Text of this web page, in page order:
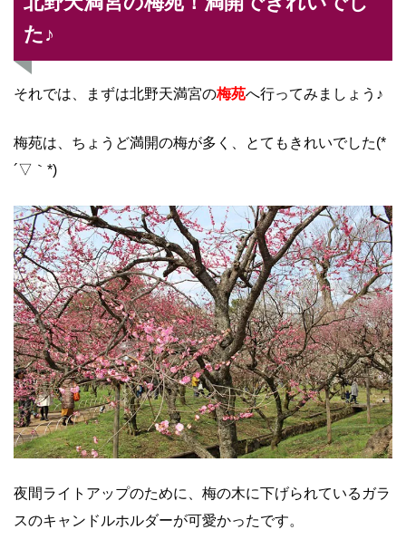
た♪
それでは、まずは北野天満宮の梅苑へ行ってみましょう♪
梅苑は、ちょうど満開の梅が多く、とてもきれいでした(*
´▽｀*)
夜間ライトアップのために、梅の木に下げられているガラ
スのキャンドルホルダーが可愛かったです。